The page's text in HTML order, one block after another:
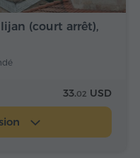
(court arrêt),
33.02 USD